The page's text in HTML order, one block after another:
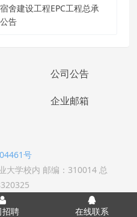
舍建设工程EPC工程总承
告
公司公告
企业邮箱
号
大学校内 邮编：310014 总
招聘 在线联系